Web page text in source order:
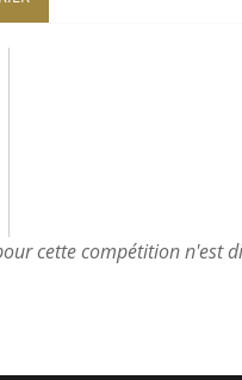
cette compétition n'est